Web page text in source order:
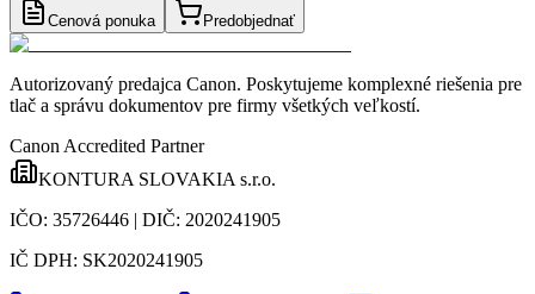
Cenová ponuka Predobjednať
Autorizovaný predajca Canon. Poskytujeme komplexné riešenia pre
tlač a správu dokumentov pre firmy všetkých veľkostí.
Canon Accredited Partner
KONTURA SLOVAKIA s.r.o.
IČO: 35726446 | DIČ: 2020241905
IČ DPH: SK2020241905